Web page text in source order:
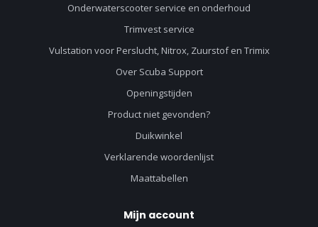
Onderwaterscooter service en onderhoud
Trimvest service
Vulstation voor Perslucht, Nitrox, Zuurstof en Trimix
Over Scuba Support
Openingstijden
Product niet gevonden?
Duikwinkel
Verklarende woordenlijst
Maattabellen
Mijn account